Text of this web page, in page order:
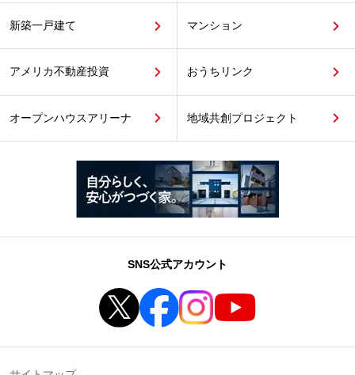
新築一戸建て マンション
アメリカ不動産投資 おうちリンク
オープンハウスアリーナ 地域共創プロジェクト
SNS公式アカウント